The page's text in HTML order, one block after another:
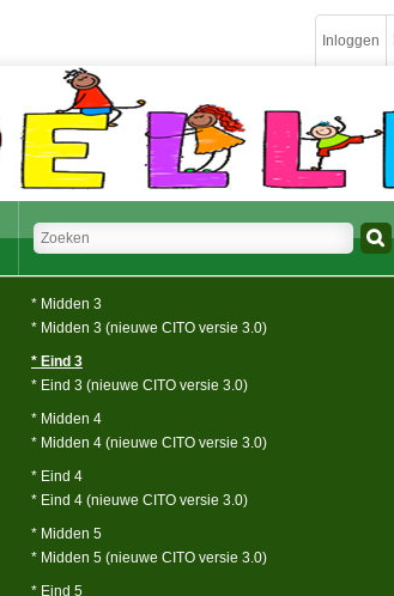
Inloggen
* Midden 3
* Midden 3 (nieuwe CITO versie 3.0)
* Eind 3
* Eind 3 (nieuwe CITO versie 3.0)
* Midden 4
* Midden 4 (nieuwe CITO versie 3.0)
* Eind 4
* Eind 4 (nieuwe CITO versie 3.0)
* Midden 5
* Midden 5 (nieuwe CITO versie 3.0)
* Eind 5